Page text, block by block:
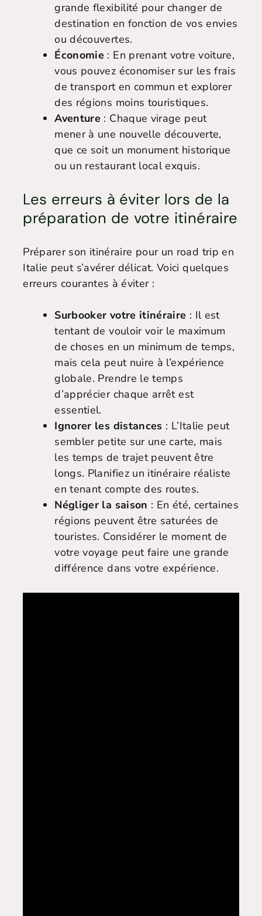
grande flexibilité pour changer de
destination en fonction de vos envies
ou découvertes.
Économie : En prenant votre voiture,
vous pouvez économiser sur les frais
de transport en commun et explorer
des régions moins touristiques.
Aventure : Chaque virage peut
mener à une nouvelle découverte,
que ce soit un monument historique
ou un restaurant local exquis.
Les erreurs à éviter lors de la
préparation de votre itinéraire
Préparer son itinéraire pour un road trip en
Italie peut s’avérer délicat. Voici quelques
erreurs courantes à éviter :
Surbooker votre itinéraire : Il est
tentant de vouloir voir le maximum
de choses en un minimum de temps,
mais cela peut nuire à l’expérience
globale. Prendre le temps
d’apprécier chaque arrêt est
essentiel.
Ignorer les distances : L’Italie peut
sembler petite sur une carte, mais
les temps de trajet peuvent être
longs. Planifiez un itinéraire réaliste
en tenant compte des routes.
Négliger la saison : En été, certaines
régions peuvent être saturées de
touristes. Considérer le moment de
votre voyage peut faire une grande
différence dans votre expérience.